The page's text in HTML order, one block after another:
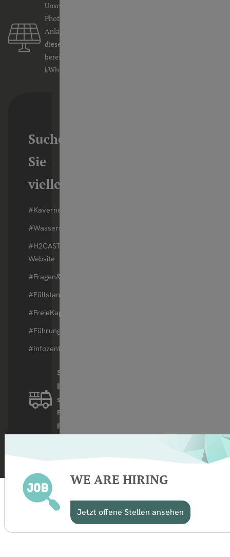
Unsere
Photovoltaik-
Anlage hat
dieses Jahr
bereits
kWh erzeugt.
Suchen
Sie
vielleicht?
#Kavernen
#Wasserstoff
#H2CAST-
Website
#Fragen&Antworten
#Füllstand
#FreieKapazitäten
#Führungen
#Infozentrum
STORAG
ETZEL ist
stolzer
Partner der
Feuerwehr
WE ARE HIRING
Jetzt offene Stellen ansehen